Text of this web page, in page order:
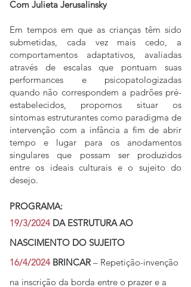
Com Julieta Jerusalinsky
Em tempos em que as crianças têm sido
submetidas, cada vez mais cedo, a
comportamentos adaptativos, avaliadas
através de escalas que pontuam suas
performances e psicopatologizadas
quando não correspondem a padrões pré-
estabelecidos, propomos situar os
sintomas estruturantes como paradigma de
intervenção com a infância a fim de abrir
tempo e lugar para os anodamentos
singulares que possam ser produzidos
entre os ideais culturais e o sujeito do
desejo.
PROGRAMA:
19/3/2024 DA ESTRUTURA AO
NASCIMENTO DO SUJEITO
16/4/2024 BRINCAR – Repetição-invenção
na inscrição da borda entre o prazer e a